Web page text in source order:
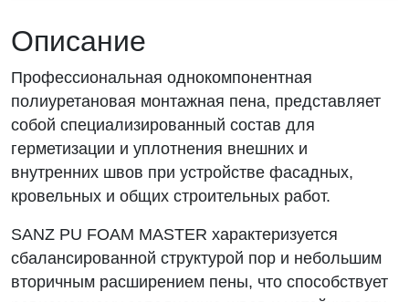
Описание
Профессиональная однокомпонентная
полиуретановая монтажная пена, представляет
собой специализированный состав для
герметизации и уплотнения внешних и
внутренних швов при устройстве фасадных,
кровельных и общих строительных работ.
SANZ PU FOAM MASTER характеризуется
сбалансированной структурой пор и небольшим
вторичным расширением пены, что способствует